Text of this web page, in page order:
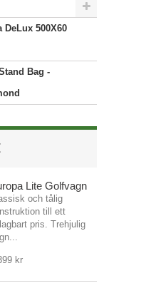
DeLux 500X60
Bag -
Lite Golfvagn
och tålig
till ett
pris. Trehjulig
kr